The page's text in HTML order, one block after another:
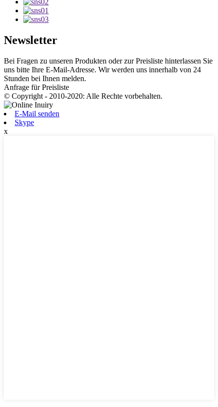
Newsletter
Bei Fragen zu unseren Produkten oder zur Preisliste hinterlassen Sie
uns bitte Ihre E-Mail-Adresse. Wir werden uns innerhalb von 24
Stunden bei Ihnen melden.
Anfrage für Preisliste
© Copyright - 2010-2020: Alle Rechte vorbehalten.
E-Mail senden
Skype
x